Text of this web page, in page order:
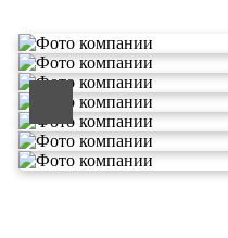
ООО «ЭКОВОЛГА»